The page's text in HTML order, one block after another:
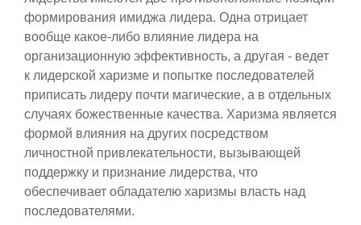
формирования имиджа лидера. Одна отрицает
вообще какое-либо влияние лидера на
организационную эффективность, а другая - ведет
к лидерской харизме и попытке последователей
приписать лидеру почти магические, а в отдельных
случаях божественные качества. Харизма является
формой влияния на других посредством
личностной привлекательности, вызывающей
поддержку и признание лидерства, что
обеспечивает обладателю харизмы власть над
последователями.